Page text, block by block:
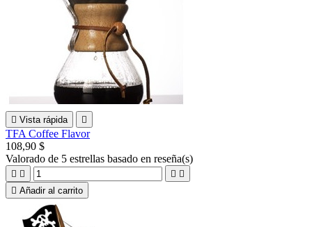
 Vista rápida 
TFA Coffee Flavor
108,90 $
Valorado de 5 estrellas basado en reseña(s)
   
 Añadir al carrito